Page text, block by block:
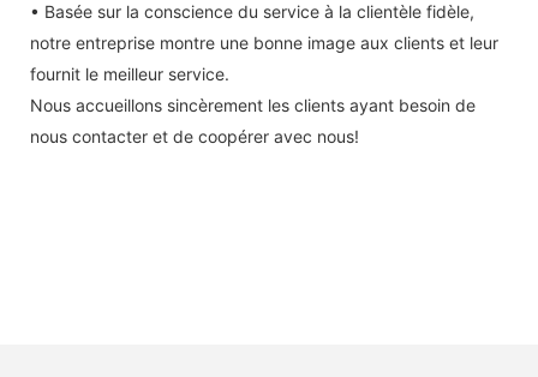
• Basée sur la conscience du service à la clientèle fidèle,
notre entreprise montre une bonne image aux clients et leur
fournit le meilleur service.
Nous accueillons sincèrement les clients ayant besoin de
nous contacter et de coopérer avec nous!